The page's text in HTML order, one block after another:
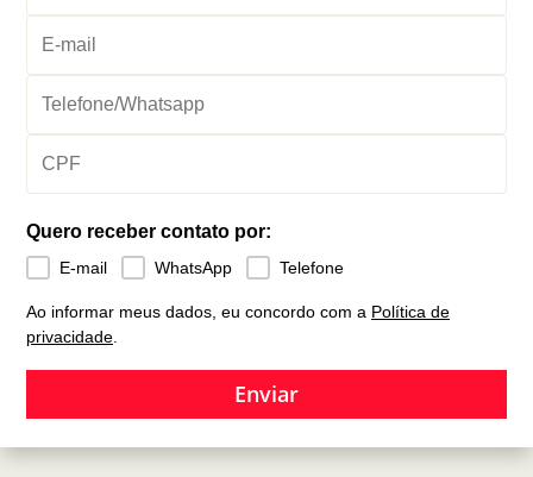
Quero receber contato por:
E-mail WhatsApp Telefone
Ao informar meus dados, eu concordo com a Política de
privacidade.
Enviar